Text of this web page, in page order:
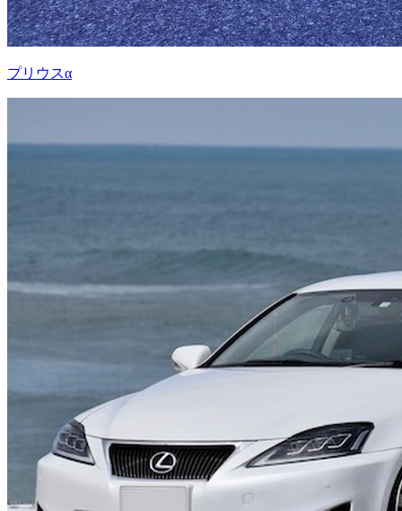
プリウスα